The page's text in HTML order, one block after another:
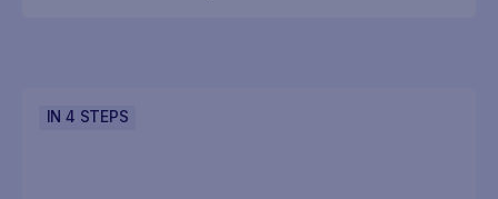
IN4 STEPS